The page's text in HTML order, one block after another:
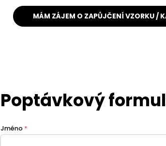
MÁM ZÁJEM O ZAPŮJČENÍ VZORKU /
Poptávkový
Jméno *